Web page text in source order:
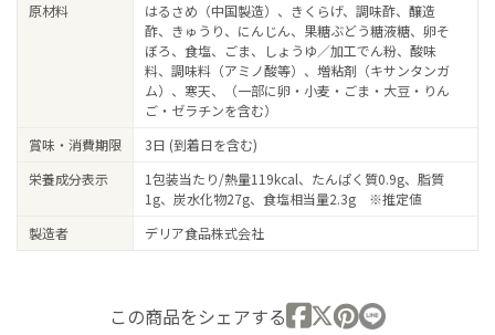
原材料
はるさめ（中国製造）、きくらげ、調味酢、醸造
酢、きゅうり、にんじん、果糖ぶどう糖液糖、卵そ
ぼろ、食塩、ごま、しょうゆ／加工でん粉、酸味
料、調味料（アミノ酸等）、増粘剤（キサンタンガ
ム）、寒天、（一部に卵・小麦・ごま・大豆・りん
ご・ゼラチンを含む）
賞味・消費期限
3日 (到着日を含む)
栄養成分表示
1包装当たり/熱量119kcal、たんぱく質0.9g、脂質
1g、炭水化物27g、食塩相当量2.3g ※推定値
製造者
デリア食品株式会社
この商品をシェアする